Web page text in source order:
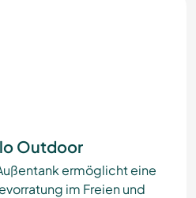
Outdoor
ermöglicht eine
im Freien und